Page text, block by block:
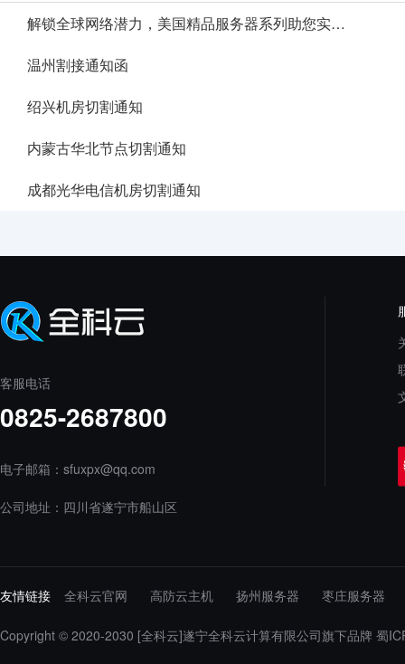
解锁全球网络潜力，美国精品服务器系列助您实现业务目标
温州割接通知函
绍兴机房切割通知
内蒙古华北节点切割通知
成都光华电信机房切割通知
客服电话
0825-2687800
电子邮箱：sfuxpx@qq.com
公司地址：四川省遂宁市船山区
友情链接 全科云官网 高防云主机 扬州服务器 枣庄服务器
Copyright © 2020-2030 [全科云]遂宁全科云计算有限公司旗下品牌 蜀